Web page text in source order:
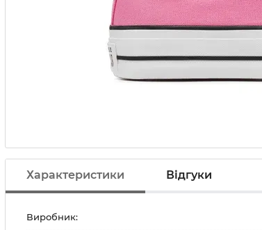
Характеристики Відгуки
Виробник: